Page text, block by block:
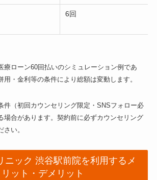
6回
ローン60回払いのシミュレーション例であ
用・金利等の条件により総額は変動します。
件（初回カウンセリング限定・SNSフォロー必
場合があります。契約前に必ずカウンセリング
い。
ニック 渋谷駅前院を利用するメ
リット・デメリット